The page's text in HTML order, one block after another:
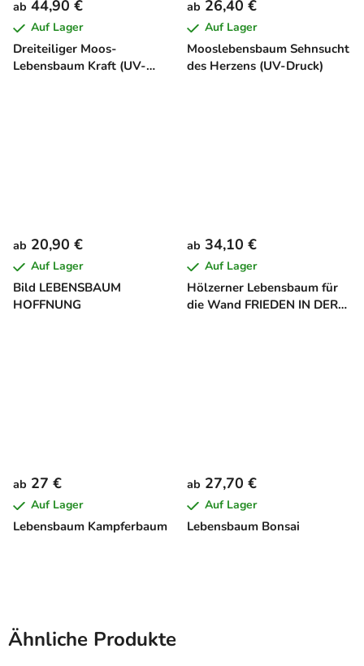
Dreiteiliger Moos-
Lebensbaum Kraft (UV-
ab 44,90 €
Auf Lager
Mooslebensbaum Sehnsucht
des Herzens (UV-Druck)
ab 26,40 €
Auf Lager
Bild LEBENSBAUM
HOFFNUNG
ab 20,90 €
Auf Lager
Hölzerner Lebensbaum für
die Wand FRIEDEN IN DER
ab 34,10 €
Auf Lager
Lebensbaum Kampferbaum
ab 27 €
Auf Lager
Lebensbaum Bonsai
ab 27,70 €
Auf Lager
Ähnliche Produkte